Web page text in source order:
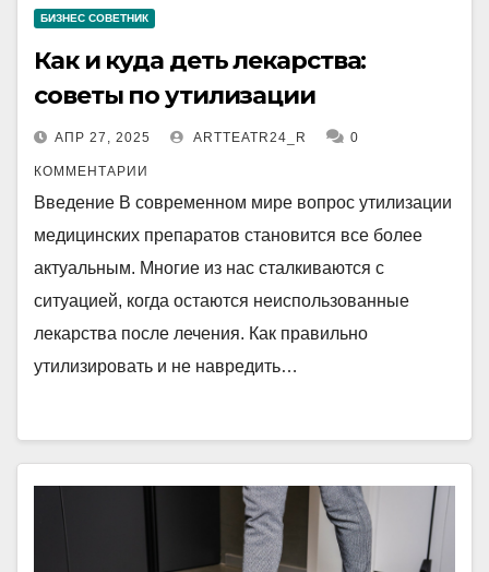
БИЗНЕС СОВЕТНИК
Как и куда деть лекарства:
советы по утилизации
АПР 27, 2025 ARTTEATR24_R 0
КОММЕНТАРИИ
Введение В современном мире вопрос утилизации
медицинских препаратов становится все более
актуальным. Многие из нас сталкиваются с
ситуацией, когда остаются неиспользованные
лекарства после лечения. Как правильно
утилизировать и не навредить…